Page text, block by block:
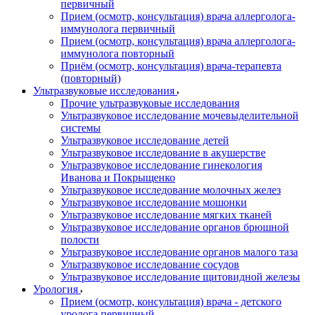
первичный
Прием (осмотр, консультация) врача аллерголога-
иммунолога первичный
Прием (осмотр, консультация) врача аллерголога-
иммунолога повторный
Приём (осмотр, консультация) врача-терапевта
(повторный)
Ультразвуковые исследования
Прочие ультразвуковые исследования
Ультразвуковое исследование мочевыделительной
системы
Ультразвуковое исследование детей
Ультразвуковое исследование в акушерстве
Ультразвуковое исследование гинекология
Иванова и Покрыщенко
Ультразвуковое исследование молочных желез
Ультразвуковое исследование мошонки
Ультразвуковое исследование мягких тканей
Ультразвуковое исследование органов брюшной
полости
Ультразвуковое исследование органов малого таза
Ультразвуковое исследование сосудов
Ультразвуковое исследование щитовидной железы
Урология
Прием (осмотр, консультация) врача - детского